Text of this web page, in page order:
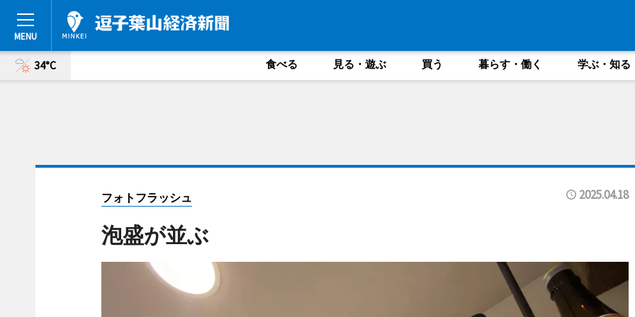
34°C 食べる 見る・遊ぶ 買う 暮らす・働く 学ぶ・知る
フォトフラッシュ 2025.04.18
泡盛が並ぶ